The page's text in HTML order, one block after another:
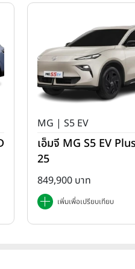
MG | S5 EV
เอ็มจี MG S5 EV
25
849,900 บาท
เพิ่มเพื่อเปรียบเทียบ